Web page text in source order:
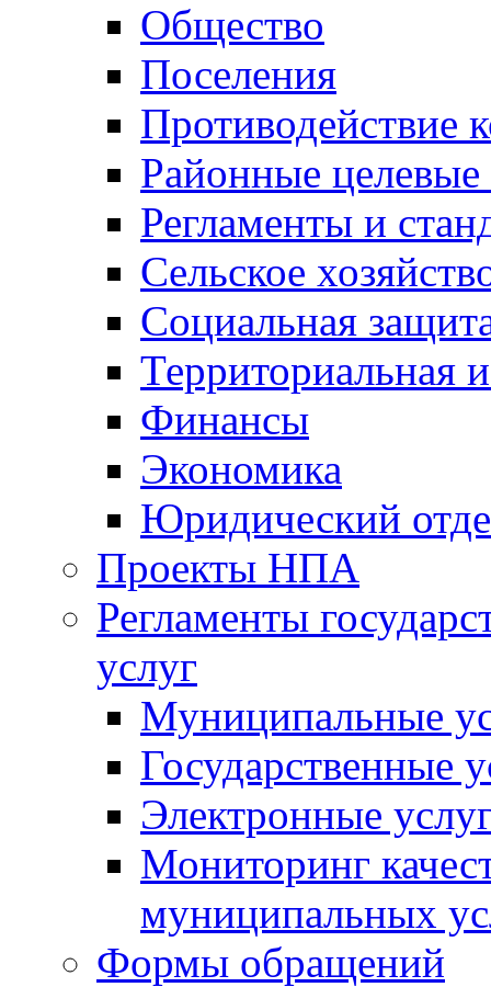
Общество
Поселения
Противодействие
Районные
Регламенты и
Сельское
Социальная
Территориальная
Финансы
Экономика
Юридический
Проекты НПА
Регламенты
услуг
Муниципальные
Государственные
Электронные
Мониторинг
муниципальных
Формы обращений